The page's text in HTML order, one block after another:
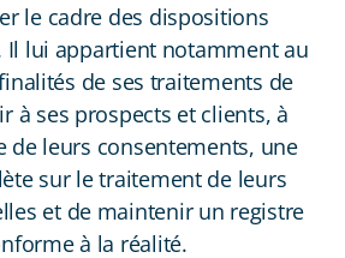
le cadre des dispositions
Il lui appartient notamment au
de ses traitements de
à ses prospects et clients, à
de leurs consentements, une
sur le traitement de leurs
et de maintenir un registre
à la réalité.